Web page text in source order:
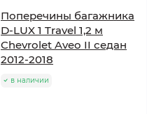
Поперечины багажника
D-LUX 1 Travel 1,2 м
Chevrolet Aveo II седан
2012-2018
в наличии